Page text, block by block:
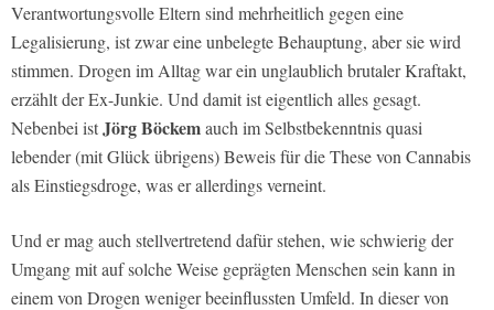
Verantwortungsvolle Eltern sind mehrheitlich gegen eine
Legalisierung, ist zwar eine unbelegte Behauptung, aber sie wird
stimmen. Drogen im Alltag war ein unglaublich brutaler Kraftakt,
erzählt der Ex-Junkie. Und damit ist eigentlich alles gesagt.
Nebenbei istJörg Böckemauch im Selbstbekenntnis quasi
lebender (mit Glück übrigens) Beweis für die These von Cannabis
als Einstiegsdroge, was er allerdings verneint.
Und er mag auch stellvertretend dafür stehen, wie schwierig der
Umgang mit auf solche Weise geprägten Menschen sein kann in
einem von Drogen weniger beeinflussten Umfeld. In dieser von